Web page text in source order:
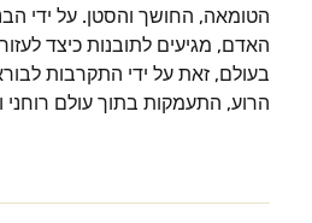
הטומאה, החושך והסטן. על ידי
האדם, מגיעים לתובנות כיצד
בעולם, זאת על ידי התקרבות
הרוע, התעמקות בתוך עולם רוחני